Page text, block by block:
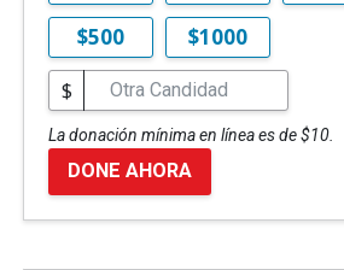
$500
$1000
$
La donación mínima en línea es de $10.
DONE AHORA